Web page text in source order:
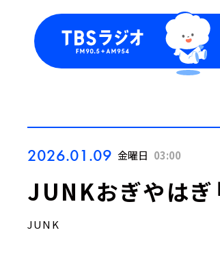
2026.01.09 金曜日 03:00
JUNKおぎやはぎ
JUNK